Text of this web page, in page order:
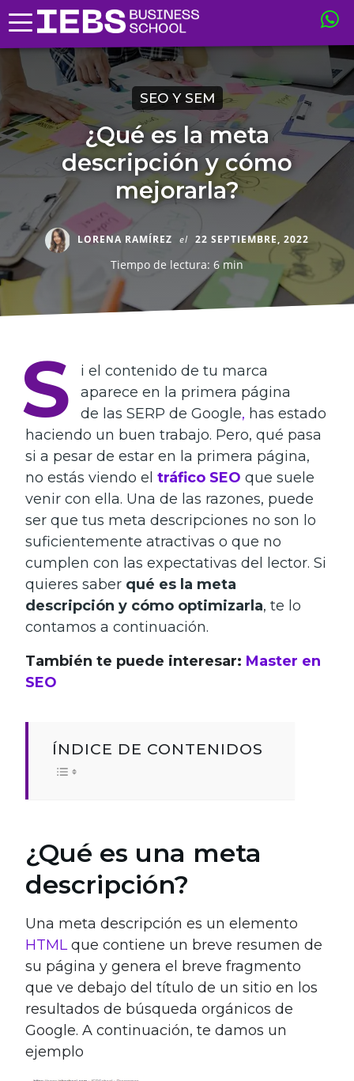
SEO Y SEM
¿Qué es la meta
descripción y cómo
mejorarla?
LORENA RAMÍREZ el 22 SEPTIEMBRE, 2022
Tiempo de lectura: 6 min
S
i el contenido de tu marca
aparece en la primera página
de las SERP de Google, has estado
haciendo un buen trabajo. Pero, qué pasa
si a pesar de estar en la primera página,
no estás viendo el tráfico SEO que suele
venir con ella. Una de las razones, puede
ser que tus meta descripciones no son lo
suficientemente atractivas o que no
cumplen con las expectativas del lector. Si
quieres saber qué es la meta
descripción y cómo optimizarla, te lo
contamos a continuación.
También te puede interesar: Master en
SEO
ÍNDICE DE CONTENIDOS
¿Qué es una meta
descripción?
Una meta descripción es un elemento
HTMLque contiene un breve resumen de
su página y genera el breve fragmento
que ve debajo del título de un sitio en los
resultados de búsqueda orgánicos de
Google. A continuación, te damos un
ejemplo